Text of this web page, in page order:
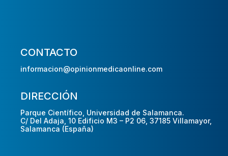
CONTACTO
informacion@opinionmedicaonline.com
DIRECCIÓN
Parque Científico, Universidad de Salamanca.
C/ Del Adaja, 10 Edificio M3 – P2 06, 37185 Villamayor,
Salamanca (España)